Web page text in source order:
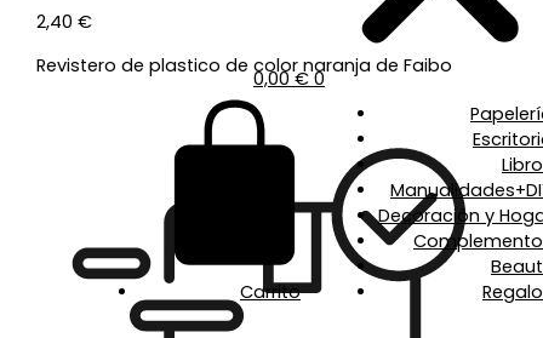
0,00€ 0
Carrito
Decoración y
2,40€
Revistero de plastico de color naranja de Faibo